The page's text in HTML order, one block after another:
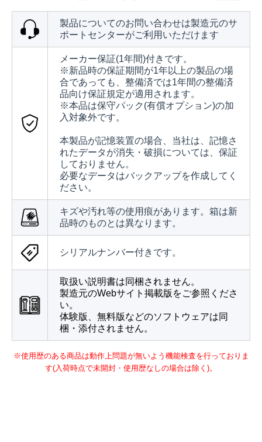
製品についてのお問い合わせは製造元のサ
ポートセンターがご利用いただけます
メーカー保証(1年間)付きです。
※新品時の保証期間が1年以上の製品の場
合であっても、整備済では1年間の整備済
品向け保証規定が適用されます。
※本品は保守パック(有償オプション)の加
入対象外です。
本製品が記憶装置の場合、当社は、記憶さ
れたデータが消失・破損については、保証
しておりません。
必要なデータはバックアップを作成してく
ださい。
キズや汚れ等の使用痕があります。箱は新
品時のものとは異なります。
シリアルナンバー付きです。
取扱い説明書は同梱されません。
製造元のWebサイト掲載版をご参照くださ
い。
体験版、無料版などのソフトウェアは同
梱・添付されません。
※使用歴のある商品は動作上問題が無いよう機能検査を行っておりま
す(入荷時点で未開封・使用歴なしの場合は除く)。